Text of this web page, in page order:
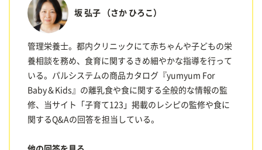
坂 弘子 （さか ひろこ）
管理栄養士。都内クリニックにて赤ちゃんや子どもの栄
養相談を務め、食育に関するきめ細やかな指導を行って
いる。パルシステムの商品カタログ『yumyum For
Baby＆Kids』の離乳食や食に関する全般的な情報の監
修、当サイト「子育て123」掲載のレシピの監修や食に
関するQ&Aの回答を担当している。